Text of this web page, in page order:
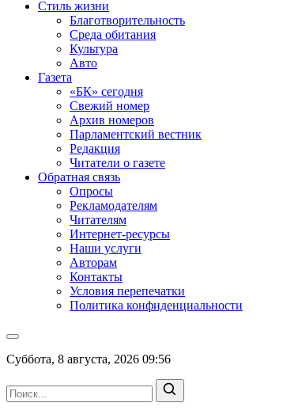
Стиль жизни
Благотворительность
Среда обитания
Культура
Авто
Газета
«БК» сегодня
Свежий номер
Архив номеров
Парламентский вестник
Редакция
Читатели о газете
Обратная связь
Опросы
Рекламодателям
Читателям
Интернет-ресурсы
Наши услуги
Авторам
Контакты
Условия перепечатки
Политика конфиденциальности
Суббота, 8 августа, 2026 09:56